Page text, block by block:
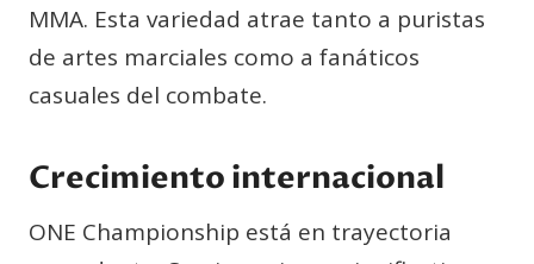
MMA. Esta variedad atrae tanto a puristas
de artes marciales como a fanáticos
casuales del combate.
Crecimiento internacional
ONE Championship está en trayectoria